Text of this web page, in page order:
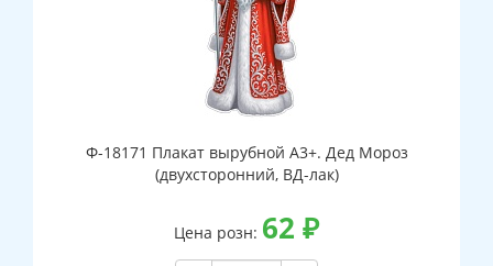
Ф-18171 Плакат вырубной А3+. Дед Мороз
(двухсторонний, ВД-лак)
Цена розн: 62 ₽